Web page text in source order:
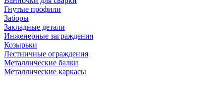
Гнутые профили
Заборы
Закладные детали
Инженерные заграждения
Козырьки
Лестничные ограждения
Металлические балки
Металлические каркасы